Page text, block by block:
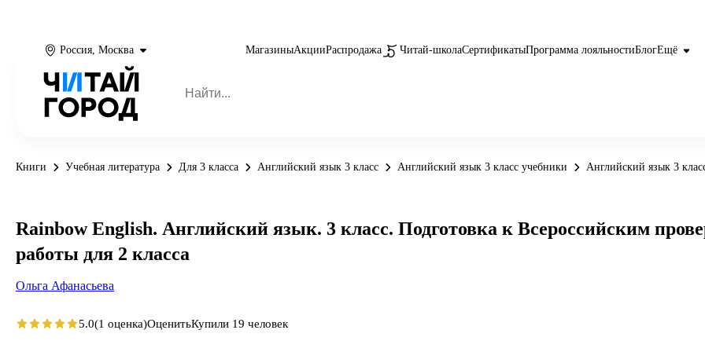
Россия, Москва МагазиныАкцииРаспродажа Читай-школаСертификатыПрограмма лояльностиБлогЕщё
Книги Учебная литература Для 3 класса Английский язык 3 класс Английский язык 3 класс учебники Английский язык 3
Rainbow English. Английский язык. 3 класс. Подготовка к Всероссийским
работы для 2 класса
Ольга Афанасьева
5.0(1 оценка)ОценитьКупили 19 человек